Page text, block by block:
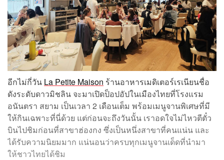
อีกไม่กี่วัน La Petite Maison ร้านอาหารเมดิเตอร์เรเนียนชื่อ
ดังระดับดาวมิชลิน จะมาเปิดป็อปอัปในเมืองไทยที่โรงแรม
อนันตรา สยาม เป็นเวลา 2 เดือนเต็ม พร้อมเมนูจานพิเศษที่มี
ให้กินเฉพาะที่นี่ด้วย แต่ก่อนจะถึงวันนั้น เราอดใจไม่ไหวตีตั๋ว
บินไปชิมก่อนที่สาขาฮ่องกง ซึ่งเป็นหนึ่งสาขาที่คนแน่น และ
ได้รับความนิยมมาก แน่นอนว่าครบทุกเมนูจานเด็ดที่นำมา
ให้ชาวไทยได้ชิม